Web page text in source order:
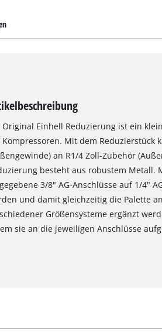
Original Einhell Reduzierung ist ein
Mit dem Reduzierstück
an R1/4 Zoll-Zubehör
besteht aus robustem Metall.
3/8" AG-Anschlüsse auf 1/4"
und damit gleichzeitig die Palette
Größensysteme ergänzt
sie an die jeweiligen Anschlüsse